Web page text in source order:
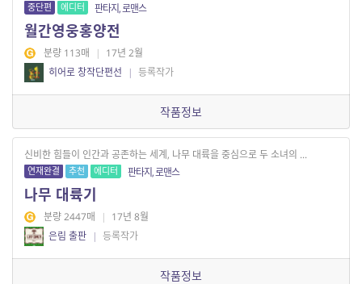
중단편 에디터 판타지, 로맨스
월간영웅홍양전
분량 113매 | 17년 2월
히어로 창작단편선
| 등록작가
작품정보
신비한 힘들이 인간과 공존하는 세계, 나무 대륙을 중심으로 두 소녀의 ...
연재완결 추천 에디터 판타지, 로맨스
나무 대륙기
분량 2447매 | 17년 8월
은림 출판 | 등록작가
작품정보